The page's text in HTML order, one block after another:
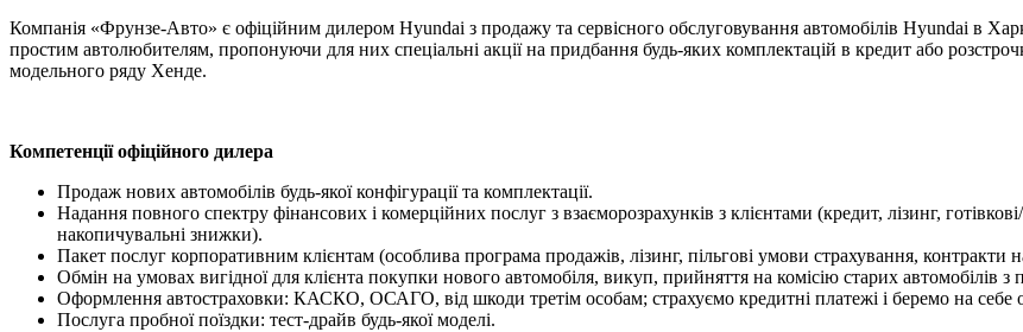
Компанія «Фрунзе-Авто» є офіційним дилером Hyundai з продажу та сервісного обслуговування автомобілів Hyundai в
простим автолюбителям, пропонуючи для них спеціальні акції на придбання будь-яких комплектацій в кредит або
модельного ряду Хенде.
Компетенції офіційного дилера
Продаж нових автомобілів будь-якої конфігурації та комплектації.
Надання повного спектру фінансових і комерційних послуг з взаєморозрахунків з клієнтами (кредит, лізинг,
накопичувальні знижки).
Пакет послуг корпоративним клієнтам (особлива програма продажів, лізинг, пільгові умови страхування, контракти
Обмін на умовах вигідної для клієнта покупки нового автомобіля, викуп, прийняття на комісію старих автомобілів
Оформлення автостраховки: КАСКО, ОСАГО, від шкоди третім особам; страхуємо кредитні платежі і беремо на себе
Послуга пробної поїздки: тест-драйв будь-якої моделі.